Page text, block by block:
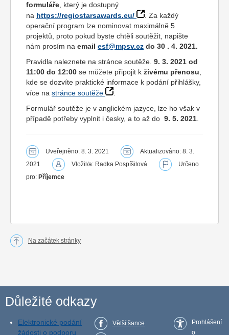
formuláře , který je dostupný
na https://regiostarsawards.eu/
. Za každý
operační program lze nominovat maximálně 5
projektů, proto pokud byste chtěli soutěžit, napište
nám prosím na email esf@mpsv.cz do 30 . 4. 2021.
Pravidla naleznete na stránce soutěže. 9. 3. 2021 od
11:00 do 12:00 se můžete připojit k živému přenosu
kde se dozvíte praktické informace k podání přihlášky,
více na stránce soutěže
Formulář soutěže je v anglickém jazyce, lze ho však v
případě potřeby vyplnit i česky, a to až do 9. 5. 2021
Uveřejněno: 8. 3. 2021
Aktualizováno: 8. 3.
2021
Vložil/a: Radka Pospíšilová
Určeno
pro: Příjemce
Na začátek stránky
Důležité odkazy
Elektronické podání
žádosti o podporu
Větší šance
Prohlášení
o